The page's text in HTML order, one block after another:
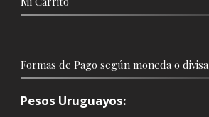
Formas de Pago según moneda o divisa
Pesos Uruguayos: